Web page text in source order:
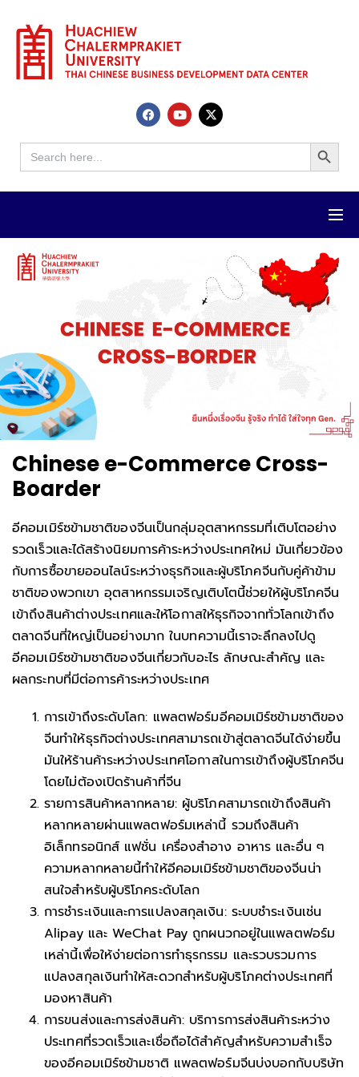
Search
for:
Search Button
Chinese e-Commerce Cross-
Boarder
อีคอมเมิร์ซข้ามชาติของจีนเป็นกลุ่มอุตสาหกรรมที่เติบโตอย่าง
รวดเร็วและได้สร้างนิยมการค้าระหว่างประเทศใหม่ มันเกี่ยวข้อง
กับการซื้อขายออนไลน์ระหว่างธุรกิจและผู้บริโภคจีนกับคู่ค้าข้าม
ชาติของพวกเขา อุตสาหกรรมเจริญเติบโตนี้ช่วยให้ผู้บริโภคจีน
เข้าถึงสินค้าต่างประเทศและให้โอกาสให้ธุรกิจจากทั่วโลกเข้าถึง
ตลาดจีนที่ใหญ่เป็นอย่างมาก ในบทความนี้เราจะลึกลงไปดู
อีคอมเมิร์ซข้ามชาติของจีนเกี่ยวกับอะไร ลักษณะสำคัญ และ
ผลกระทบที่มีต่อการค้าระหว่างประเทศ
การเข้าถึงระดับโลก: แพลตฟอร์มอีคอมเมิร์ซข้ามชาติของ
จีนทำให้ธุรกิจต่างประเทศสามารถเข้าสู่ตลาดจีนได้ง่ายขึ้น
มันให้ร้านค้าระหว่างประเทศโอกาสในการเข้าถึงผู้บริโภคจีน
โดยไม่ต้องเปิดร้านค้าที่จีน
รายการสินค้าหลากหลาย: ผู้บริโภคสามารถเข้าถึงสินค้า
หลากหลายผ่านแพลตฟอร์มเหล่านี้ รวมถึงสินค้า
อิเล็กทรอนิกส์ แฟชั่น เครื่องสำอาง อาหาร และอื่น ๆ
ความหลากหลายนี้ทำให้อีคอมเมิร์ซข้ามชาติของจีนน่า
สนใจสำหรับผู้บริโภคระดับโลก
การชำระเงินและการแปลงสกุลเงิน: ระบบชำระเงินเช่น
Alipay และ WeChat Pay ถูกผนวกอยู่ในแพลตฟอร์ม
เหล่านี้เพื่อให้ง่ายต่อการทำธุรกรรม และรวบรวมการ
แปลงสกุลเงินทำให้สะดวกสำหรับผู้บริโภคต่างประเทศที่
มองหาสินค้า
การขนส่งและการส่งสินค้า: บริการการส่งสินค้าระหว่าง
ประเทศที่รวดเร็วและเชื่อถือได้สำคัญสำหรับความสำเร็จ
ของอีคอมเมิร์ซข้ามชาติ แพลตฟอร์มจีนบ่งบอกกับบริษัท